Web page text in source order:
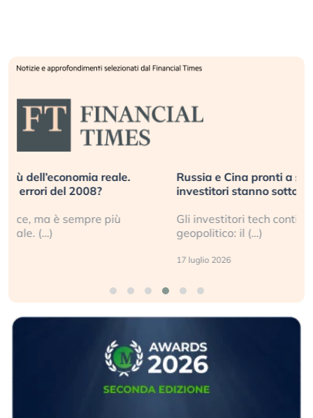
Russia e Cina pronti a spegnere Starlink. Gli
investitori stanno sottovalutando il rischio?
Gli investitori tech continuano a ignorare il rischio
geopolitico: il (…)